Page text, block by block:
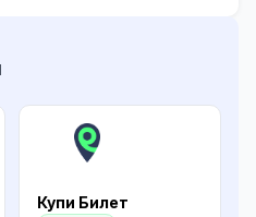
Купи Билет